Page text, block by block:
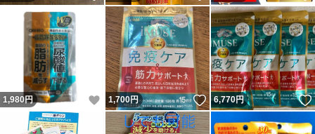
1,980円 いいね！
1,700円 いいね！
6,770円